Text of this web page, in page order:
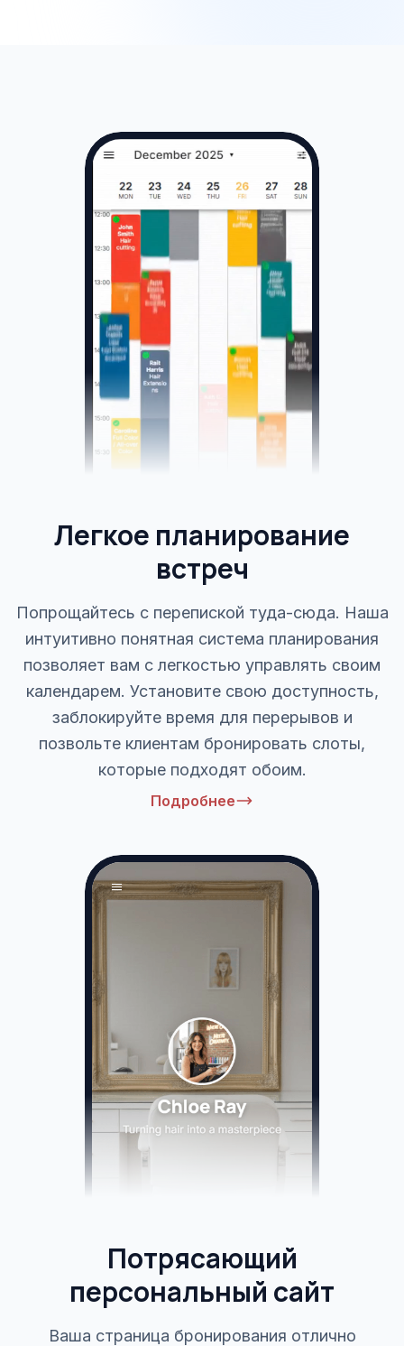
Легкое планирование
встреч
Попрощайтесь с перепиской туда-сюда. Наша
интуитивно понятная система планирования
позволяет вам с легкостью управлять своим
календарем. Установите свою доступность,
заблокируйте время для перерывов и
позвольте клиентам бронировать слоты,
которые подходят обоим.
Подробнее
Потрясающий
персональный сайт
Ваша страница бронирования отлично